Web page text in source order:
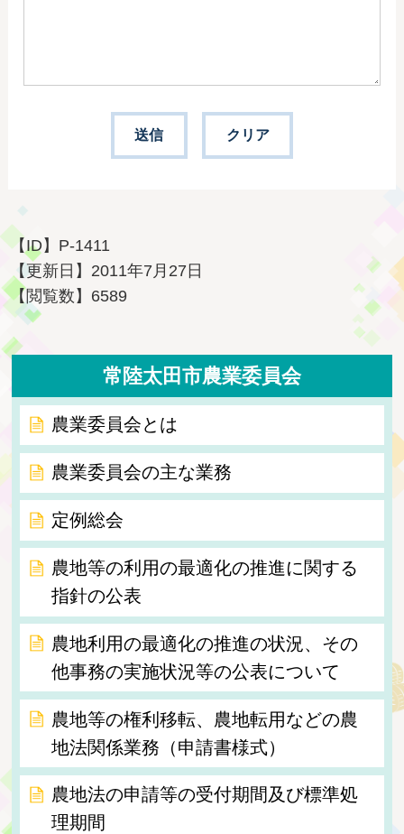
【ID】 P-1411
【更新日】 2011年7月27日
【閲覧数】 6589
常陸太田市農業委員会
農業委員会とは
農業委員会の主な業務
定例総会
農地等の利用の最適化の推進に関する
指針の公表
農地利用の最適化の推進の状況、その
他事務の実施状況等の公表について
農地等の権利移転、農地転用などの農
地法関係業務（申請書様式）
農地法の申請等の受付期間及び標準処
理期間